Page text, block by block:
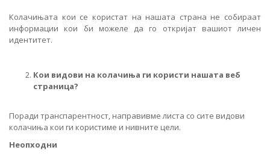
Колачињата кои се користат на нашата страна не собираат
информации кои би можеле да го откријат вашиот личен
идентитет.
Кои видови на колачиња ги користи нашата веб
страница?
Поради транспарентност, направивме листа со сите видови
колачиња кои ги користиме и нивните цели.
Неопходни